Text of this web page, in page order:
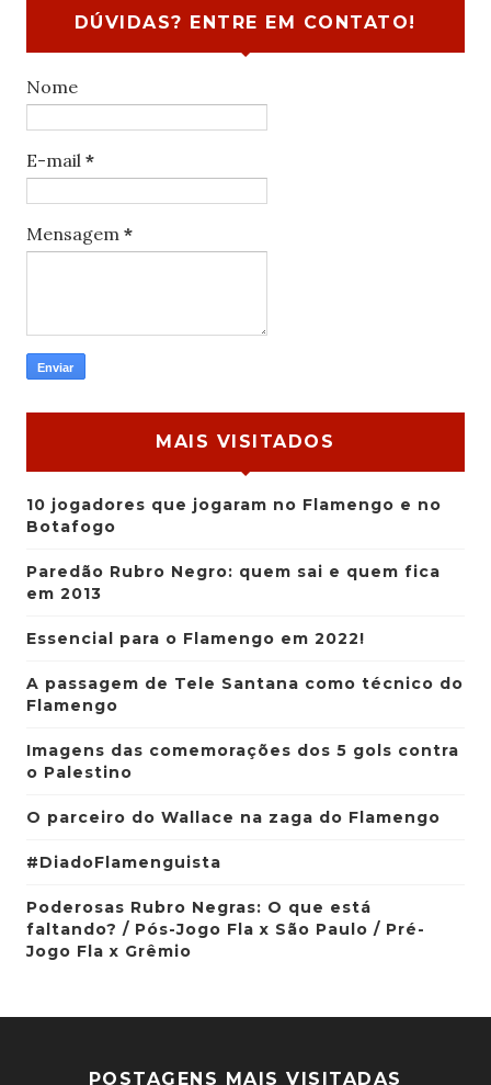
DÚVIDAS? ENTRE EM CONTATO!
Nome
E-mail *
Mensagem *
MAIS VISITADOS
10 jogadores que jogaram no Flamengo e no
Botafogo
Paredão Rubro Negro: quem sai e quem fica
em 2013
Essencial para o Flamengo em 2022!
A passagem de Tele Santana como técnico do
Flamengo
Imagens das comemorações dos 5 gols contra
o Palestino
O parceiro do Wallace na zaga do Flamengo
#DiadoFlamenguista
Poderosas Rubro Negras: O que está
faltando? / Pós-Jogo Fla x São Paulo / Pré-
Jogo Fla x Grêmio
POSTAGENS MAIS VISITADAS